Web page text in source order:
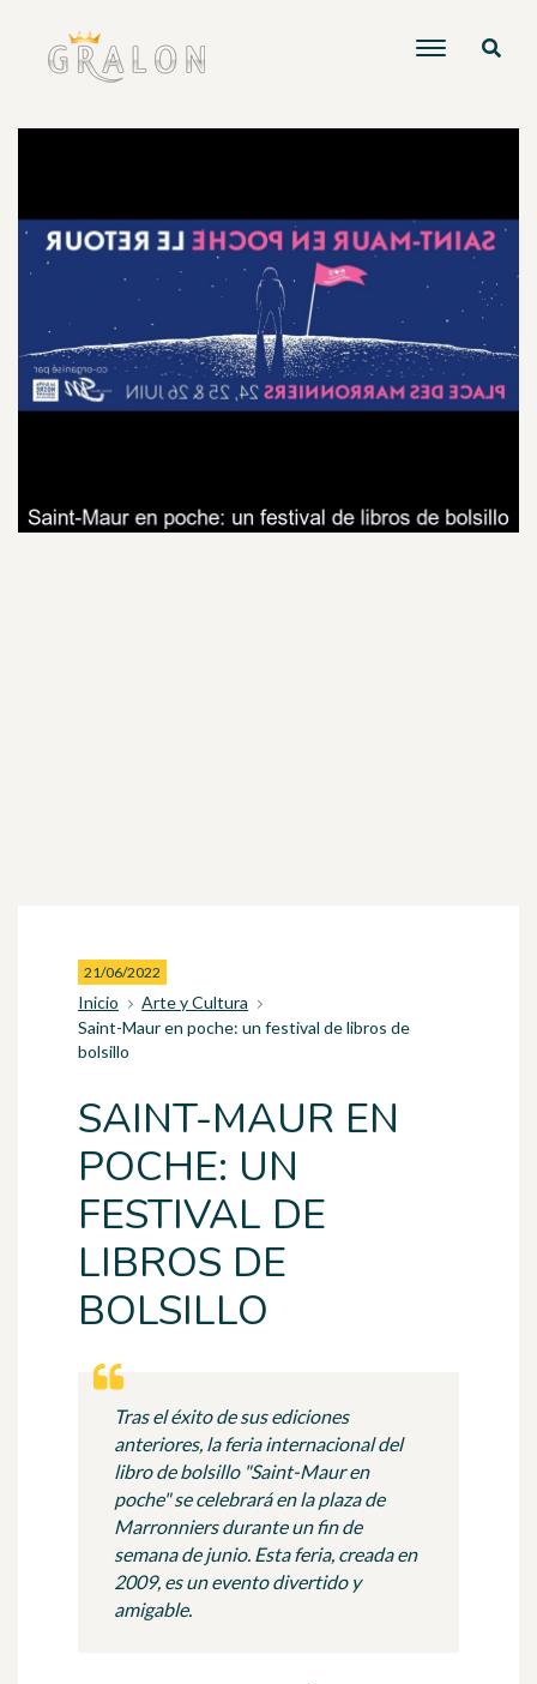
21/06/2022
Inicio
Arte y Cultura
Saint-Maur en poche: un festival de libros de
bolsillo
SAINT-MAUR EN
POCHE: UN
FESTIVAL DE
LIBROS DE
BOLSILLO
Tras el éxito de sus ediciones
anteriores, la feria internacional del
libro de bolsillo "Saint-Maur en
poche" se celebrará en la plaza de
Marronniers durante un fin de
semana de junio. Esta feria, creada en
2009, es un evento divertido y
amigable.